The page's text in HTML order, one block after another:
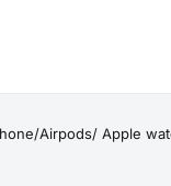
Airpods/ Apple